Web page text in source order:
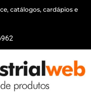
catálogos, cardápios e